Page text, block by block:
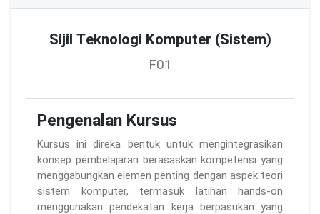
Sijil Teknologi Komputer (Sistem)
F01
Pengenalan Kursus
Kursus ini direka bentuk untuk mengintegrasikan
konsep pembelajaran berasaskan kompetensi yang
menggabungkan elemen penting dengan aspek teori
sistem komputer, termasuk latihan hands-on
menggunakan pendekatan kerja berpasukan yang